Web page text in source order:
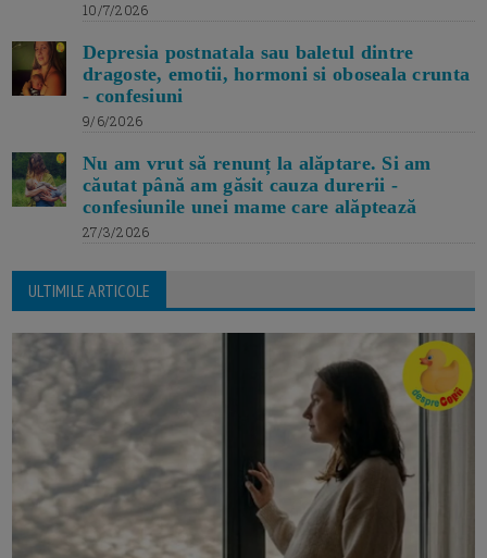
10/7/2026
Depresia postnatala sau baletul dintre
dragoste, emotii, hormoni si oboseala crunta
- confesiuni
9/6/2026
Nu am vrut să renunț la alăptare. Si am
căutat până am găsit cauza durerii -
confesiunile unei mame care alăptează
27/3/2026
ULTIMILE ARTICOLE